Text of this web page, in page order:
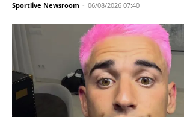
Sportlive Newsroom - 06/08/2026 07:40